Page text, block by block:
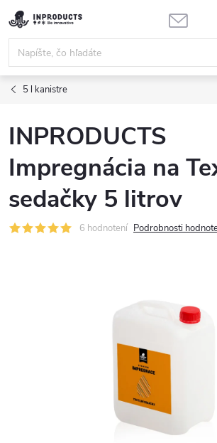
Prejsť
na
obsah
5 l kanistre
INPRODUCTS
Impregnácia na
sedačky 5 litrov
6 hodnotení Podrobnosti